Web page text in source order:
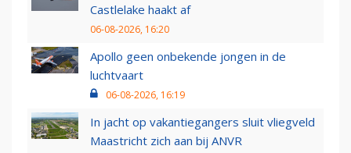
Castlelake haakt af
06-08-2026, 16:20
Apollo geen onbekende jongen in de
luchtvaart
06-08-2026, 16:19
In jacht op vakantiegangers sluit vliegveld
Maastricht zich aan bij ANVR